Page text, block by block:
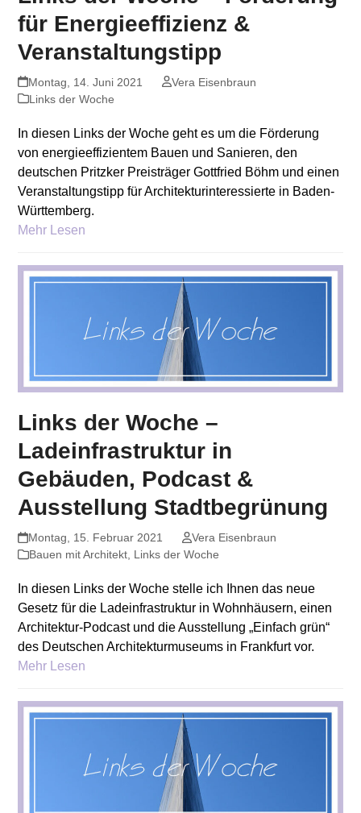
für Energieeffizienz &
Veranstaltungstipp
Montag, 14. Juni 2021
Vera Eisenbraun
Links der Woche
In diesen Links der Woche geht es um die Förderung
von energieeffizientem Bauen und Sanieren, den
deutschen Pritzker Preisträger Gottfried Böhm und einen
Veranstaltungstipp für Architekturinteressierte in Baden-
Württemberg.
Mehr Lesen
Links der Woche –
Ladeinfrastruktur in
Gebäuden, Podcast &
Ausstellung Stadtbegrünung
Montag, 15. Februar 2021
Vera Eisenbraun
Bauen mit Architekt Links der Woche
In diesen Links der Woche stelle ich Ihnen das neue
Gesetz für die Ladeinfrastruktur in Wohnhäusern, einen
Architektur-Podcast und die Ausstellung „Einfach grün“
des Deutschen Architekturmuseums in Frankfurt vor.
Mehr Lesen